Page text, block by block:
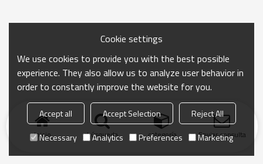
Inicio búsqueda categoría Enviar consulta
Cookie settings
We use cookies to provide you with the best possible
experience. They also allow us to analyze user behavior in
order to constantly improve the website for you.
Accept all Accept Selection
Reject All
Necessary
Analytics Preferences Marketing